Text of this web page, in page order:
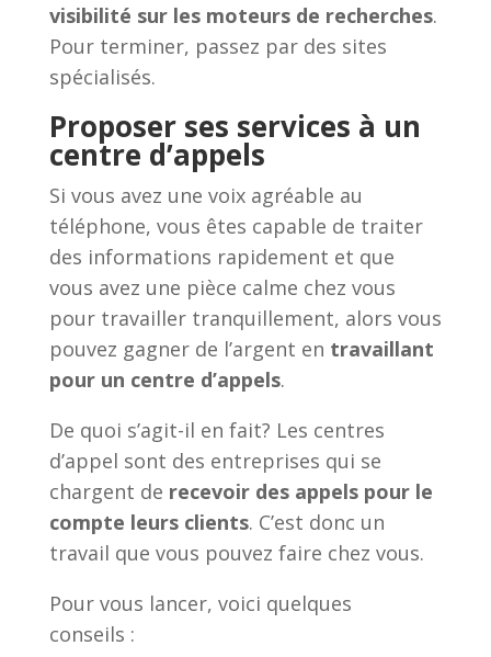
visibilité sur les moteurs de recherches.
Pour terminer, passez par des sites
spécialisés.
Proposer ses services à un
centre d’appels
Si vous avez une voix agréable au
téléphone, vous êtes capable de traiter
des informations rapidement et que
vous avez une pièce calme chez vous
pour travailler tranquillement, alors vous
pouvez gagner de l’argent en travaillant
pour un centre d’appels.
De quoi s’agit-il en fait? Les centres
d’appel sont des entreprises qui se
chargent de recevoir des appels pour le
compte leurs clients. C’est donc un
travail que vous pouvez faire chez vous.
Pour vous lancer, voici quelques
conseils :